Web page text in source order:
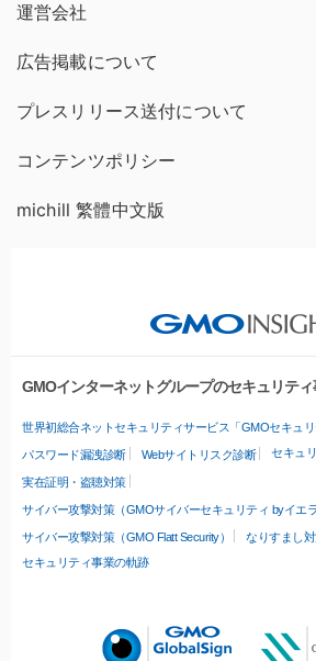
運営会社
広告掲載について
プレスリリース送付について
コンテンツポリシー
michill 繁體中文版
GMOインターネットグループのセキュリテ
世界初総合ネットセキュリティサービス「GMOセキュリ
パスワード漏洩診断 Webサイトリスク診断 セキュ
実在証明・盗聴対策
サイバー攻撃対策（GMOサイバーセキュリティ byイエラ
サイバー攻撃対策（GMO Flatt Security）
なりすまし
セキュリティ事業の軌跡